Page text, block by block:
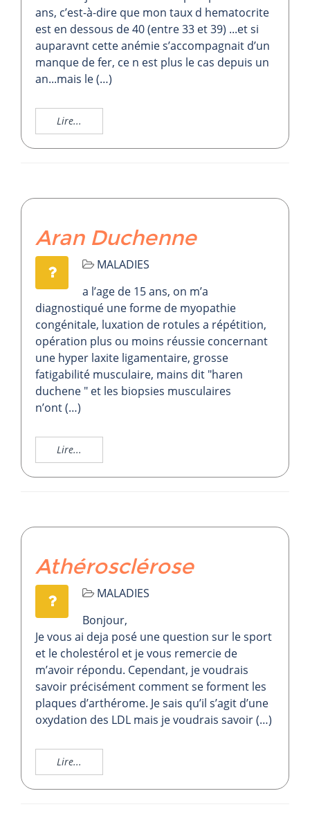
ans, c’est-à-dire que mon taux d hematocrite
est en dessous de 40 (entre 33 et 39) ...et si
auparavnt cette anémie s’accompagnait d’un
manque de fer, ce n est plus le cas depuis un
an...mais le (…)
Lire...
Aran Duchenne
MALADIES
a l’age de 15 ans, on m’a
diagnostiqué une forme de myopathie
congénitale, luxation de rotules a répétition,
opération plus ou moins réussie concernant
une hyper laxite ligamentaire, grosse
fatigabilité musculaire, mains dit "haren
duchene " et les biopsies musculaires
n’ont (…)
Lire...
Athérosclérose
MALADIES
Bonjour,
Je vous ai deja posé une question sur le sport
et le cholestérol et je vous remercie de
m’avoir répondu. Cependant, je voudrais
savoir précisément comment se forment les
plaques d’arthérome. Je sais qu’il s’agit d’une
oxydation des LDL mais je voudrais savoir (…)
Lire...